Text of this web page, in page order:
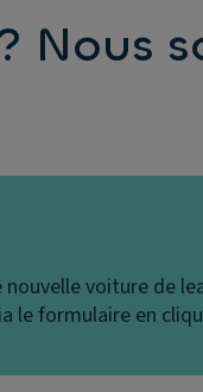
Nous
nouvelle voiture de
le formulaire en